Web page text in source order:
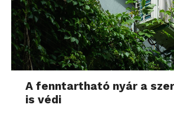
A fenntartható nyár a
is védi